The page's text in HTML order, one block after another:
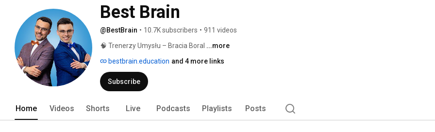
Best Brain
@BestBrain • 10.7K subscribers • 911 videos
🧠 Trenerzy Umysłu – Bracia Boral ...more
bestbrain.education and 4 more links
Subscribe
Home Videos Shorts Live Podcasts Playlists Posts